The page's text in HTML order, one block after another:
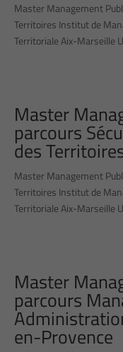
Master Management
Territoires Institut de
Territoriale Aix-Marseille
Master
parcours
des
Master Management
Territoires Institut de
Territoriale Aix-Marseille
Master
parcours
en-Provence